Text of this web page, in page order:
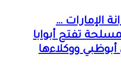
الإمارات …
تفتح أبوابا
أبوظبي ووكلاءها